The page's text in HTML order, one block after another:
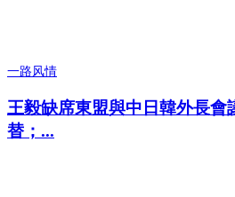
一路风情
王毅缺席東盟與中日韓外長會
替；...